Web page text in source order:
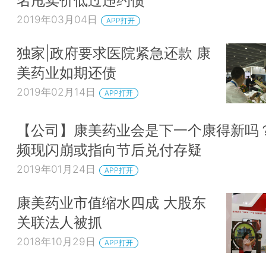
2019年03月04日 APP打开
独家|政府要求医院紧急还款 康
美药业如期还债
2019年02月14日 APP打开
【公司】康美药业会是下一个康得新吗
频现闪崩或指向节后兑付存疑
2019年01月24日 APP打开
康美药业市值缩水四成 大股东
关联法人被抓
2018年10月29日 APP打开